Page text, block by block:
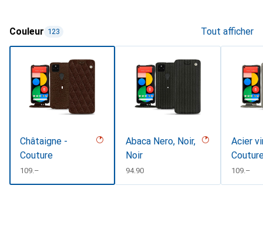
Couleur 123 Tout afficher
Châtaigne -
Couture
CHF
109.–
Abaca Nero, Noir,
Noir
CHF
94.90
Acier
CHF
109.–